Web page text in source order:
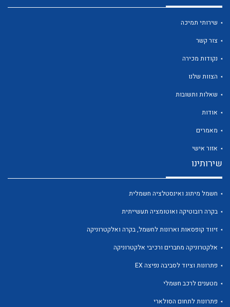
שירותי תמיכה
צור קשר
נקודות מכירה
הצוות שלנו
שאלות ותשובות
אודות
מאמרים
אזור אישי
שירותינו
חשמל מיתוג ואינסטלציה חשמלית
בקרה רובוטיקה ואוטומציה תעשייתית
זיווד קופסאות וארונות לחשמל, בקרה ואלקטרוניקה
אלקטרוניקה מחברים ורכיבי אלקטרוניקה
פתרונות וציוד לסביבה נפיצה EX
מטענים לרכב חשמלי
פתרונות לתחום הסולארי